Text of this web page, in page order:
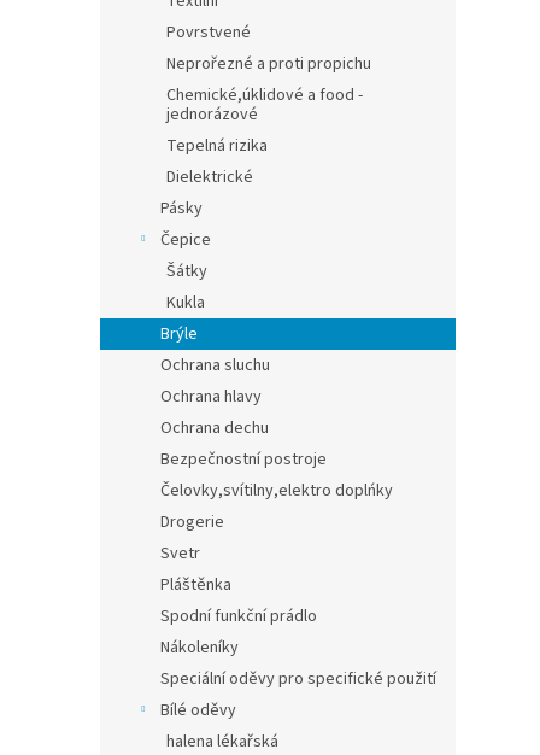
Povrstvené
Neprořezné a proti propichu
Chemické,úklidové a food -
jednorázové
Tepelná rizika
Dielektrické
Pásky
Čepice
Šátky
Kukla
Brýle
Ochrana sluchu
Ochrana hlavy
Ochrana dechu
Bezpečnostní postroje
Čelovky,svítilny,elektro doplńky
Drogerie
Svetr
Pláštěnka
Spodní funkční prádlo
Nákoleníky
Speciální oděvy pro specifické použití
Bílé oděvy
halena lékařská